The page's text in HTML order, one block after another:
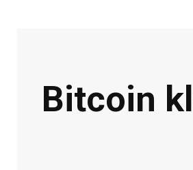
Bitcoin